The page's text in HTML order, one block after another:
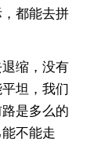
都能去拼
缩，没有
坦，我们
是多么的
不能走